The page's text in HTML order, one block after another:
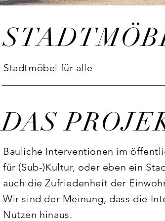
Stadtmöbel für alle
DAS
Bauliche Interventionen im
für (Sub-)Kultur, oder eben ein
auch die Zufriedenheit der
Wir sind der Meinung, dass die
Nutzen hinaus.